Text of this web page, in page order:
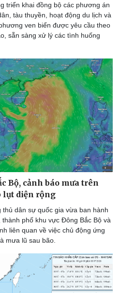
triển khai đồng bộ các phương án
tàu thuyền, hoạt động du lịch và
ven biển được yêu cầu theo
sẵn sàng xử lý các tình huống
Bộ, cảnh báo mưa trên
lụt diện rộng
thủ dân sự quốc gia vừa ban hành
phố khu vực Đông Bắc Bộ và
liên quan về việc chủ động ứng
mưa lũ sau bão.